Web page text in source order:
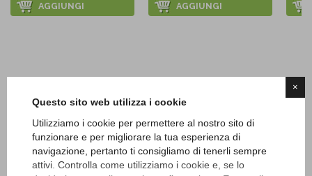
×
Questo sito web utilizza i cookie
Utilizziamo i cookie per permettere al nostro sito di
funzionare e per migliorare la tua esperienza di
navigazione, pertanto ti consigliamo di tenerli sempre
attivi. Controlla come utilizziamo i cookie e, se lo
AGGIUNGI AGGIUNGI